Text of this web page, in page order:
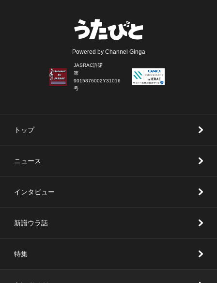
Powered by Channel Ginga
JASRAC許諾
第
9015876002Y31016
号
トップ
ニュース
インタビュー
新譜ウラ話
特集